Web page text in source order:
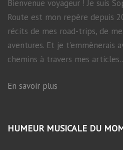
Bienvenue voyageur ! Je suis
Route est mon repère depuis
récits de mes road-trips, de
aventures. Et je t'emmènerais
chemins à travers mes
En savoir plus
HUMEUR MUSICALE DU